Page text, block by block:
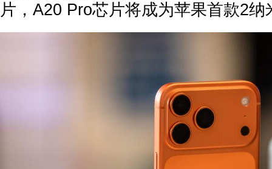
片，A20 Pro芯片将成为苹果首款2纳